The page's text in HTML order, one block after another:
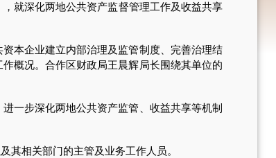
就深化两地公共资产监督管理工作及收益共享
本企业建立内部治理及监管制度、完善治理结
概况。合作区财政局王晨辉局长围绕其单位的
一步深化两地公共资产监管、收益共享等机制
相关部门的主管及业务工作人员。